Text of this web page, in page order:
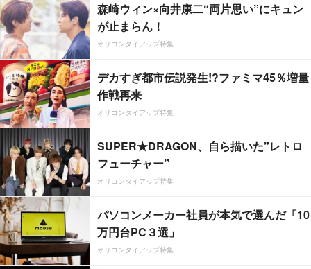
森崎ウィン×向井康二“両片思い”にキュン
が止まらん！
オリコンタイアップ特集
デカすぎ都市伝説発生!?ファミマ45％増量
作戦再来
オリコンタイアップ特集
SUPER★DRAGON、自ら描いた”レトロ
フューチャー”
オリコンタイアップ特集
パソコンメーカー社員が本気で選んだ「10
万円台PC３選」
オリコンタイアップ特集